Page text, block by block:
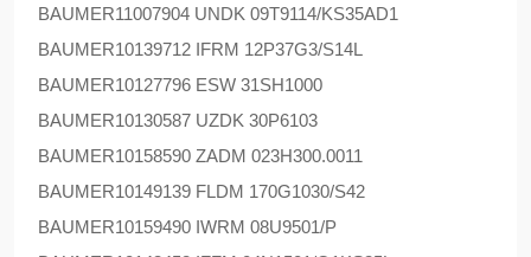
BAUMER11007904 UNDK 09T9114/KS35AD1
BAUMER10139712 IFRM 12P37G3/S14L
BAUMER10127796 ESW 31SH1000
BAUMER10130587 UZDK 30P6103
BAUMER10158590 ZADM 023H300.0011
BAUMER10149139 FLDM 170G1030/S42
BAUMER10159490 IWRM 08U9501/P